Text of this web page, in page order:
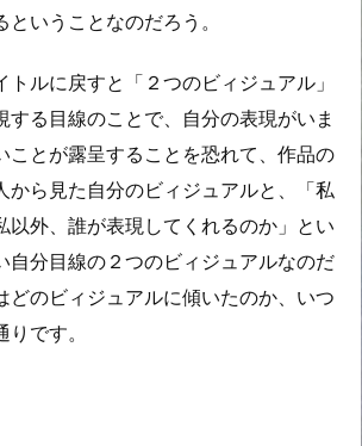
いうことなのだろう。
トルに戻すと「２つのビィジュアル」
する目線のことで、自分の表現がいま
ことが露呈することを恐れて、作品の
から見た自分のビィジュアルと、「私
以外、誰が表現してくれるのか」とい
自分目線の２つのビィジュアルなのだ
どのビィジュアルに傾いたのか、いつ
です。